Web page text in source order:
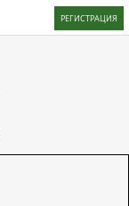
РЕГИСТРАЦИЯ